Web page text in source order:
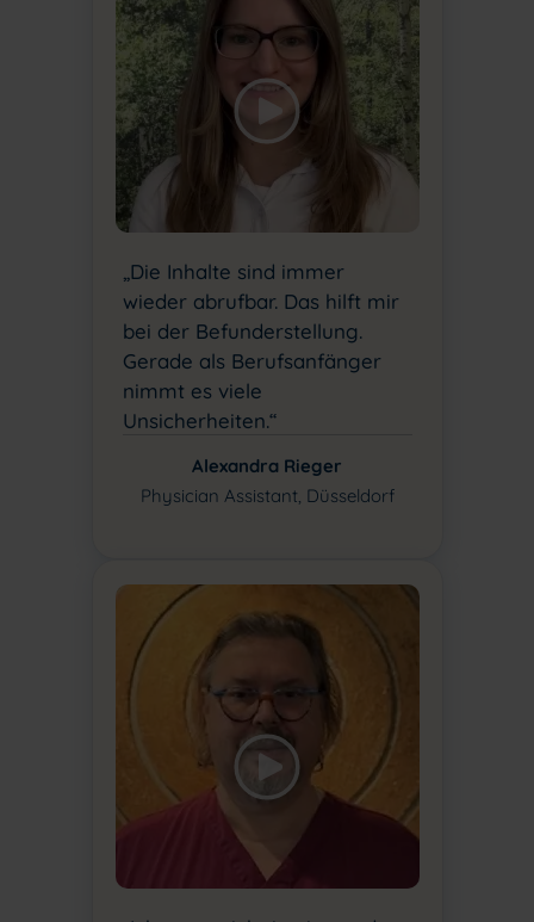
„Die Inhalte sind immer
wieder abrufbar. Das hilft mir
bei der Befunderstellung.
Gerade als Berufsanfänger
nimmt es viele
Unsicherheiten.“
Alexandra Rieger
Physician Assistant, Düsseldorf